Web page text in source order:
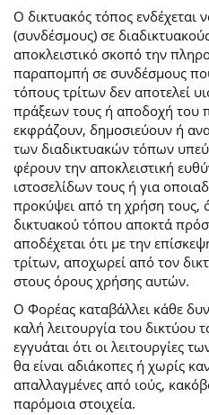
O δικτυακός τόπος ενδέχεται
(συνδέσμους) σε
αποκλειστικό σκοπό την
παραπομπή σε συνδέσμους
τόπους τρίτων δεν αποτελεί
πράξεων τους ή αποδοχή του
εκφράζουν, δημοσιεύουν ή
των διαδικτυακών τόπων
φέρουν την αποκλειστική
ιστοσελίδων τους ή για
προκύψει από τη χρήση τους,
δικτυακού τόπου αποκτά
αποδέχεται ότι με την
τρίτων, αποχωρεί από τον
στους όρους χρήσης αυτών.
Ο Φορέας καταβάλλει κάθε
καλή λειτουργία του δικτύου
εγγυάται ότι οι λειτουργίες
θα είναι αδιάκοπες ή χωρίς
απαλλαγμένες από ιούς,
παρόμοια στοιχεία.